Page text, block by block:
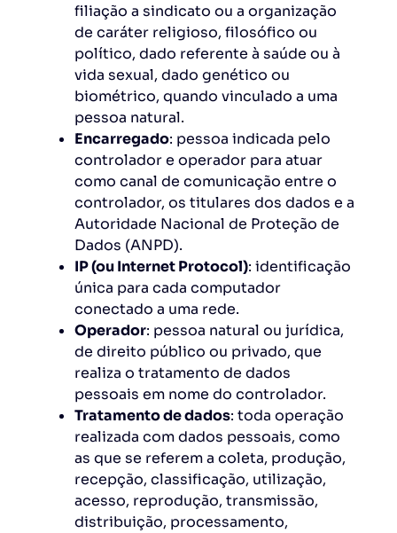
filiação a sindicato ou a organização
de caráter religioso, filosófico ou
político, dado referente à saúde ou à
vida sexual, dado genético ou
biométrico, quando vinculado a uma
pessoa natural.
Encarregado: pessoa indicada pelo
controlador e operador para atuar
como canal de comunicação entre o
controlador, os titulares dos dados e a
Autoridade Nacional de Proteção de
Dados (ANPD).
IP (ou Internet Protocol): identificação
única para cada computador
conectado a uma rede.
Operador: pessoa natural ou jurídica,
de direito público ou privado, que
realiza o tratamento de dados
pessoais em nome do controlador.
Tratamento de dados: toda operação
realizada com dados pessoais, como
as que se referem a coleta, produção,
recepção, classificação, utilização,
acesso, reprodução, transmissão,
distribuição, processamento,